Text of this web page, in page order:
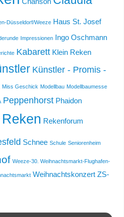
Düsseldorf/Weeze Haus St. Josef
Impressionen Ingo Oschmann
Kabarett Klein Reken
Künstler - Promis -
Miss Geschick Modellbau Modellbaumesse
Peppenhorst Phaidon
Reken Rekenforum
Schnee Schule Seniorenheim
Weeze-30. Weihnachtsmarkt-Flughafen-
Weihnachtskonzert ZS-